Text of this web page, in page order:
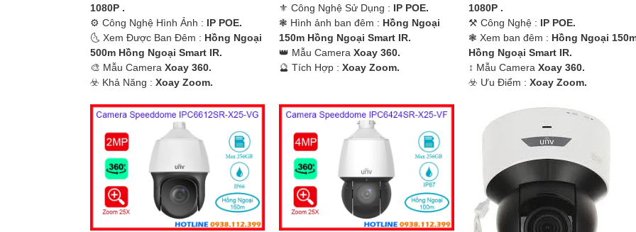
1080P .
⚙ Công Nghệ Hình Ảnh : IP POE.
🌜 Xem Được Ban Đêm : Hồng Ngoại
500m Hồng Ngoại Smart IR.
🎨 Mẫu Camera Xoay 360.
️☣️ Khả Năng : Xoay Zoom.
⚜️ Công Nghệ Sử Dụng : IP POE.
❃ Hình ảnh ban đêm : Hồng Ngoại
150m Hồng Ngoại Smart IR.
👑 Mẫu CameraXoay 360.
️🔮 Tích Hợp :Xoay Zoom.
1080P .
⚒ Công Nghệ : IP POE.
❃ Xem ban đêm : Hồng Ngoại
Hồng Ngoại Smart IR.
↕️ Mẫu Camera Xoay 360.
️☣️ Ưu Điểm : Xoay Zoom.